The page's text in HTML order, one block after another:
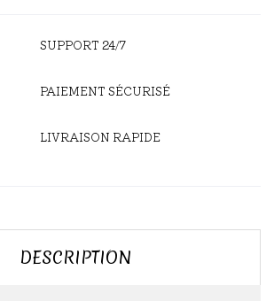
SUPPORT 24/7
PAIEMENT SÉCURISÉ
LIVRAISON RAPIDE
DESCRIPTION